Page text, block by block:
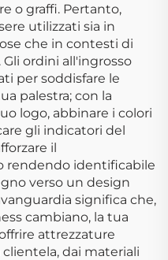
o graffi. Pertanto,
utilizzati sia in
che in contesti di
ordini all'ingrosso
per soddisfare le
palestra; con la
logo, abbinare i colori
gli indicatori del
il
rendendo identificabile
verso un design
significa che,
cambiano, la tua
attrezzature
dai materiali